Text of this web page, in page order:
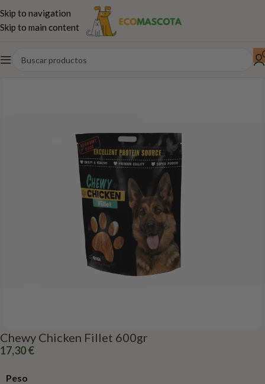
Skip to navigation
Skip to main content
Inicio Perros Snacks Naturales
Chewy Chicken Fillet 600gr
17,30€
Peso